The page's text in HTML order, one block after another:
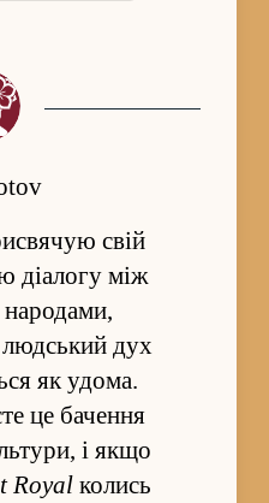
свій
діалогу між
народами,
дух
як удома.
це бачення
і якщо
Royalколись